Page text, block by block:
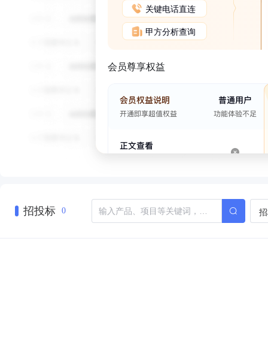
关键电话直连
甲方分析查询
会员尊享权益
招投标 0